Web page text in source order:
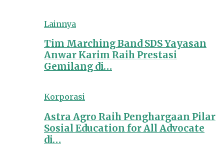
Lainnya
Tim Marching Band SDS Yayasan
Anwar Karim Raih Prestasi
Gemilang di…
Korporasi
Astra Agro Raih Penghargaan Pilar
Sosial Education for All Advocate
di…